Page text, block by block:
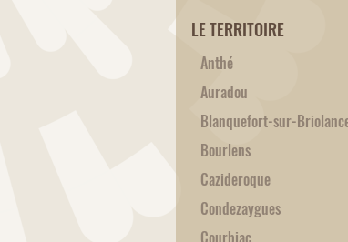
LE TERRITOIRE
Anthé
Auradou
Blanquefort-sur-
Bourlens
Cazideroque
Condezaygues
Courbiac